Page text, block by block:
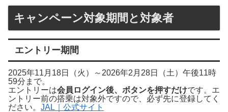
キャンペーン対象期間と対象者
エントリー期間
2025年11月18日（火）～2026年2月28日（土）午後11時
59分まで。
エントリーは会員ログイン後、ボタンを押すだけです。エ
ントリー前の搭乗は対象外ですので、必ず先に登録してく
ださい。 JAL｜公式サイト